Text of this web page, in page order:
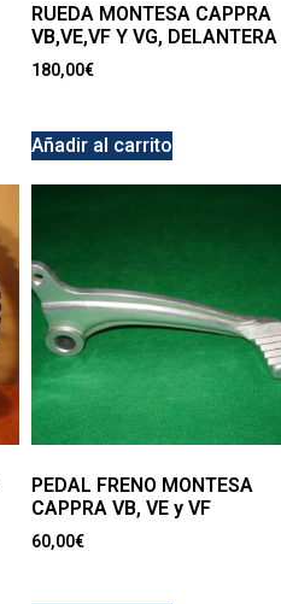
RUEDA MONTESA CAPPRA
VB,VE,VF Y VG, DELANTERA
180,00€
Añadir al carrito
PEDAL FRENO MONTESA
CAPPRA VB, VE y VF
60,00€